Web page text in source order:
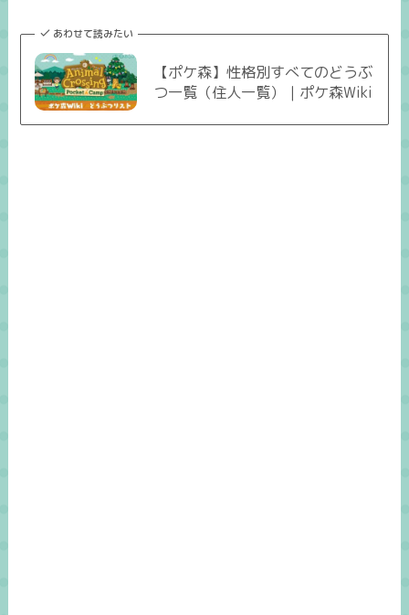
あわせて読みたい
【ポケ森】性格別すべてのどうぶ
つ一覧（住人一覧）｜ポケ森Wiki